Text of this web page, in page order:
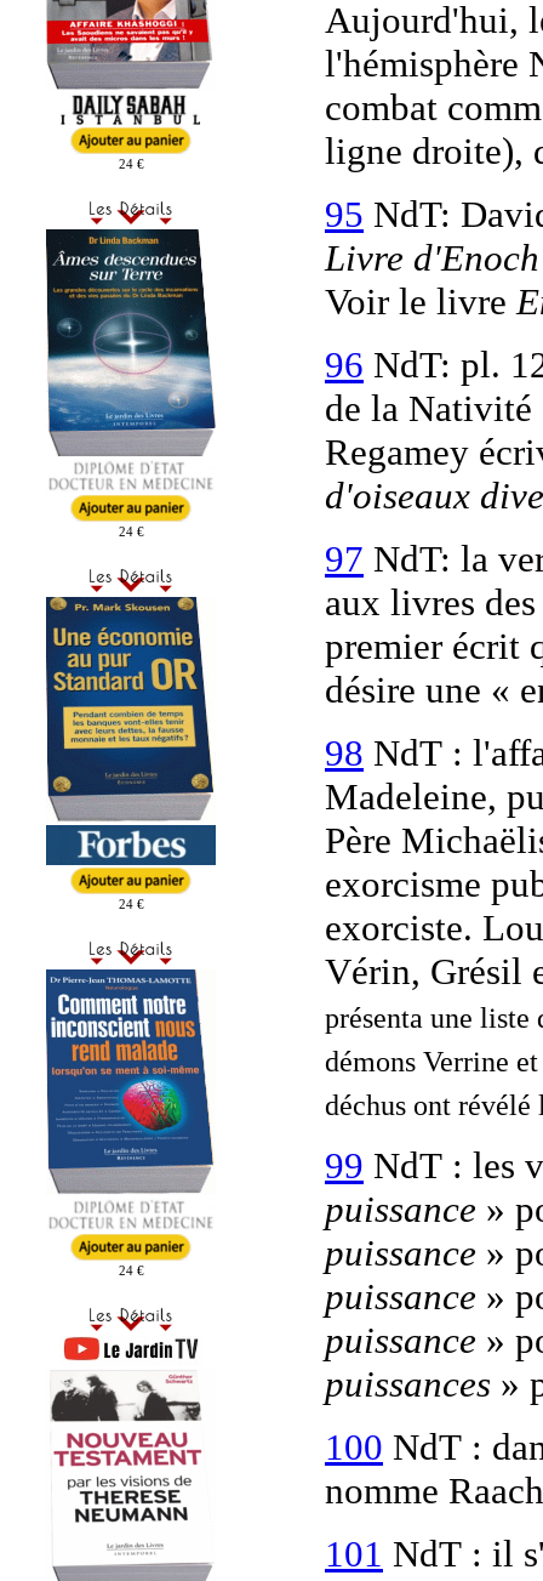
24 €
24 €
24 €
24 €
Aujourd'hui,
l'hémisphère
combat
ligne droite),
95 NdT:
Livre d'Enoch
Voir le livre
96 NdT: pl.
de la Nativité
Regamey
d'oiseaux
97 NdT: la
aux livres
premier écrit
désire une «
98 NdT :
Madeleine,
Père
exorcisme
exorciste.
Vérin, Grésil
présenta une liste
démons Verrine
déchus ont révélé
99 NdT : les
puissance »
puissance »
puissance »
puissance »
puissances »
100 NdT :
nomme
101 NdT : il